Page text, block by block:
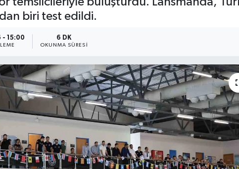
biri test edildi.
- 15:00 6 DK
OKUNMA SÜRESI